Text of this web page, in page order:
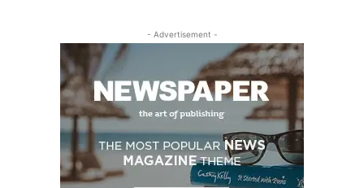
- Advertisement -